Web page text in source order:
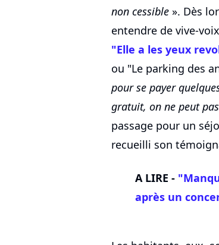
non cessible ». Dès
entendre de vive-
"Elle a les yeux
ou "Le parking des
pour se payer
gratuit, on ne peut
passage pour un
recueilli son
A LIRE -
après un